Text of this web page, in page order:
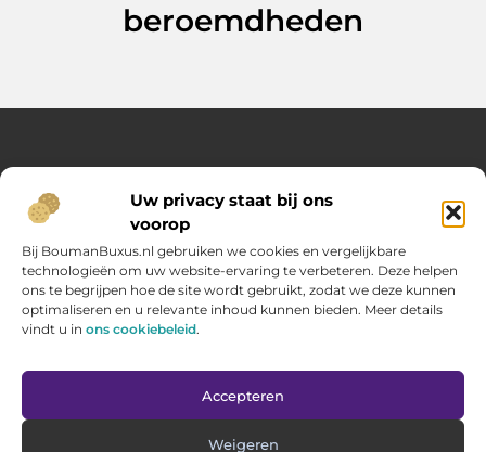
Uw privacy staat bij ons
voorop
Bij BoumanBuxus.nl gebruiken we cookies en vergelijkbare
technologieën om uw website-ervaring te verbeteren. Deze helpen
ons te begrijpen hoe de site wordt gebruikt, zodat we deze kunnen
optimaliseren en u relevante inhoud kunnen bieden. Meer details
vindt u in ons cookiebeleid.
Accepteren
Weigeren
beroemdheden
Over Opelweb
Jouw startpunt voor handige tips en inspirerende artikelen
Op Opelweb.nl vind je een gevarieerd aanbod aan blogs en
content die je helpen meer uit je dag te halen – van nuttige
adviezen tot verrassende inzichten voor in het dagelijks leven.
Main Links
Bericht categorie